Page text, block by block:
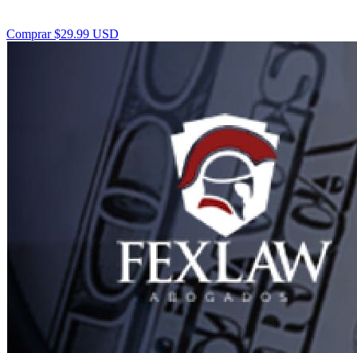
Comprar $29.99 USD